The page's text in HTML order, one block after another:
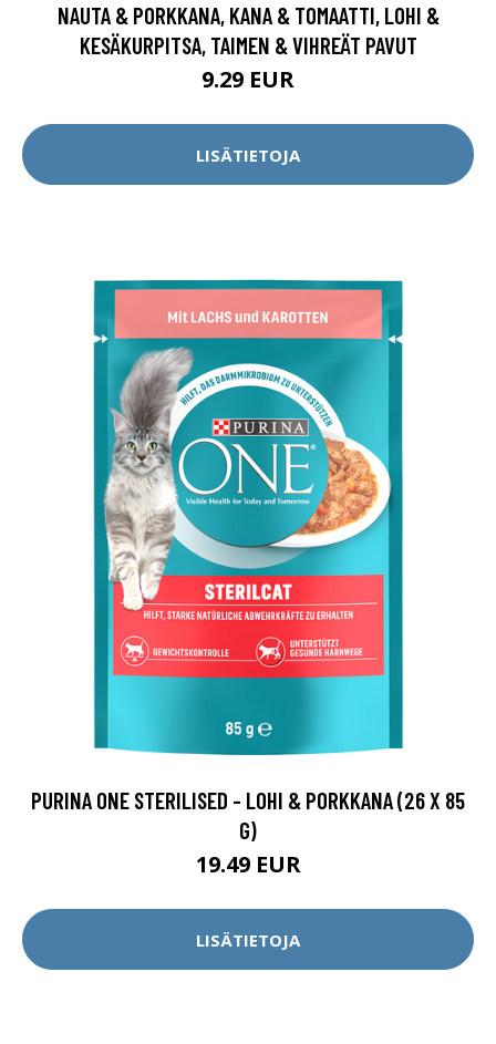
NAUTA & PORKKANA, KANA & TOMAATTI, LOHI &
KESÄKURPITSA, TAIMEN & VIHREÄT PAVUT
9.29 EUR
LISÄTIETOJA
PURINA ONE STERILISED - LOHI & PORKKANA (26 X 85
G)
19.49 EUR
LISÄTIETOJA